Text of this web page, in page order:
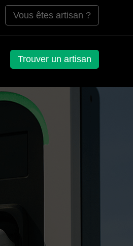
Vous êtes artisan ?
Trouver un artisan